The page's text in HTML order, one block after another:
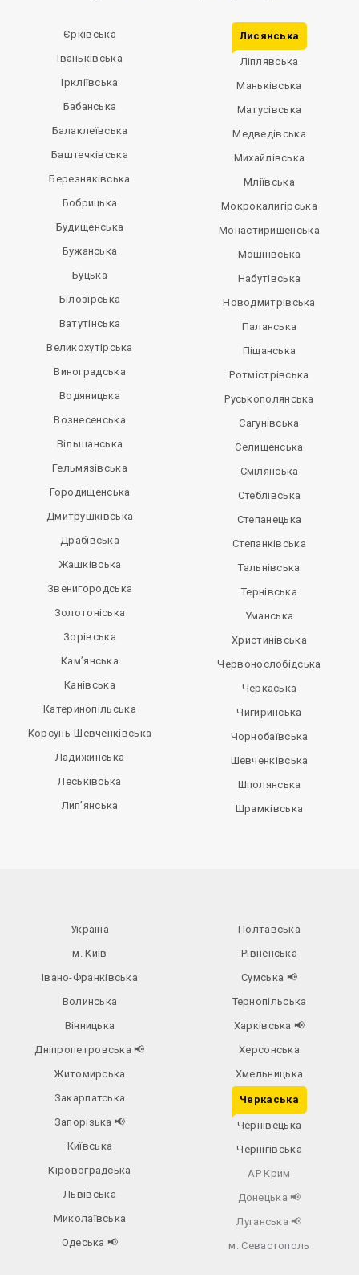
Єрківська
Іваньківська
Іркліївська
Бабанська
Балаклеївська
Баштечківська
Березняківська
Бобрицька
Будищенська
Бужанська
Буцька
Білозірська
Ватутінська
Великохутірська
Виноградська
Водяницька
Вознесенська
Вільшанська
Гельмязівська
Городищенська
Дмитрушківська
Драбівська
Жашківська
Звенигородська
Золотоніська
Зорівська
Кам’янська
Канівська
Катеринопільська
Корсунь-Шевченківська
Ладижинська
Леськівська
Лип’янська
Лисянська
Ліплявська
Маньківська
Матусівська
Медведівська
Михайлівська
Мліївська
Мокрокалигірська
Монастирищенська
Мошнівська
Набутівська
Новодмитрівська
Паланська
Піщанська
Ротмістрівська
Руськополянська
Сагунівська
Селищенська
Смілянська
Стеблівська
Степанецька
Степанківська
Тальнівська
Тернівська
Уманська
Христинівська
Червонослобідська
Черкаська
Чигиринська
Чорнобаївська
Шевченківська
Шполянська
Шрамківська
Україна
м. Київ
Івано-Франківська
Волинська
Вінницька
Дніпропетровська📢
Житомирська
Закарпатська
Запорізька 📢
Київська
Кіровоградська
Львівська
Миколаївська
Одеська📢
Полтавська
Рівненська
Сумська 📢
Тернопільська
Харківська 📢
Херсонська
Хмельницька
Черкаська
Чернівецька
Чернігівська
АР Крим
Донецька 📢
Луганська 📢
м. Севастополь